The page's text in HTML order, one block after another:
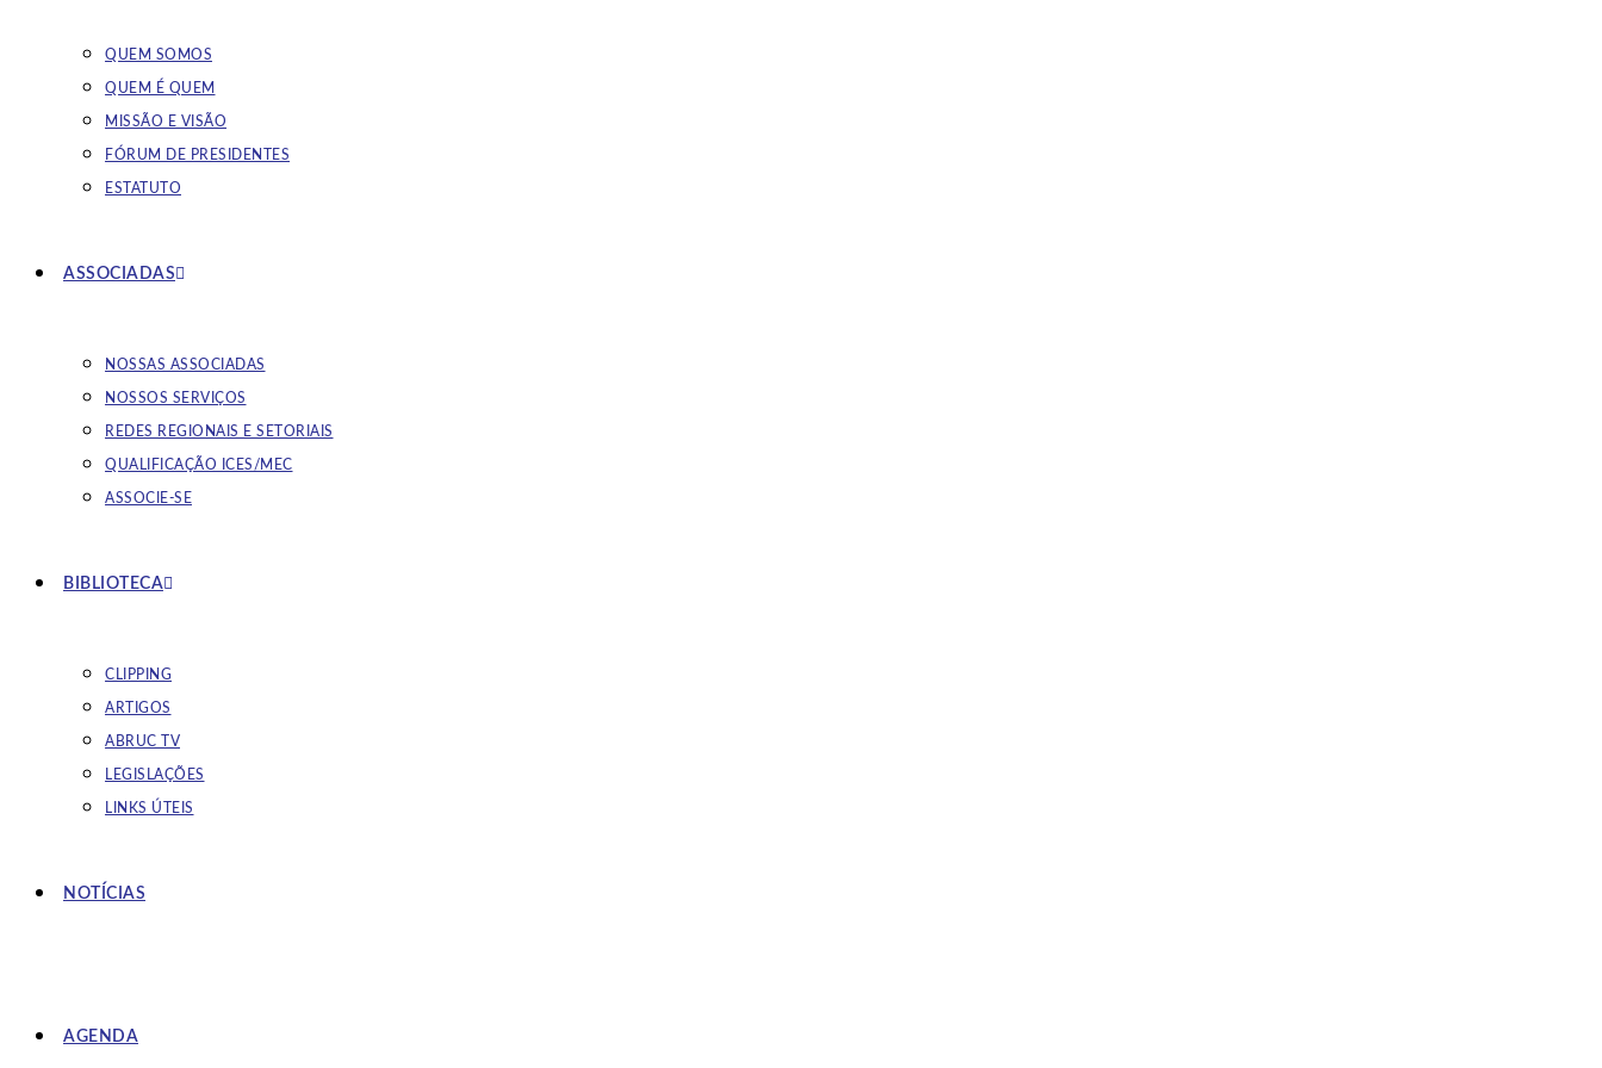
QUEM SOMOS
QUEM É QUEM
MISSÃO E VISÃO
FÓRUM DE PRESIDENTES
ESTATUTO
ASSOCIADAS
NOSSAS ASSOCIADAS
NOSSOS SERVIÇOS
REDES REGIONAIS E SETORIAIS
QUALIFICAÇÃO ICES/MEC
ASSOCIE-SE
BIBLIOTECA
CLIPPING
ARTIGOS
ABRUC TV
LEGISLAÇÕES
LINKS ÚTEIS
NOTÍCIAS
AGENDA